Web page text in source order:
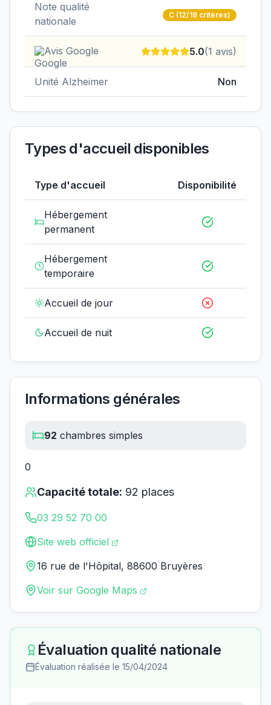
Note qualité
nationale
C (12/18 critères)
Avis Google 5.0(1 avis)
Unité Alzheimer Non
Types d'accueil disponibles
Type d'accueil Disponibilité
Hébergement
permanent
Hébergement
temporaire
Accueil de jour
Accueil de nuit
Informations générales
92 chambres simples
0
Capacité totale: 92 places
03 29 52 70 00
Site web officiel
16 rue de l'Hôpital, 88600 Bruyères
Voir sur Google Maps
Évaluation qualité nationale
Évaluation réalisée le 15/04/2024